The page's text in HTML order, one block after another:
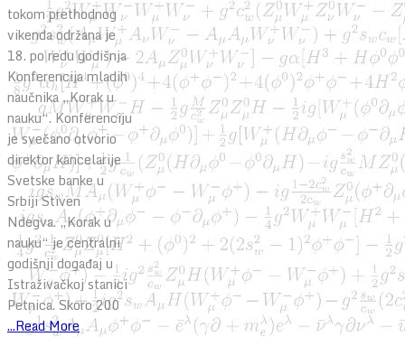
tokom prethodnog
vikenda održana je
18. po redu godišnja
Konferencija mladih
naučnika „Korak u
nauku“. Konferenciju
je svečano otvorio
direktor kancelarije
Svetske banke u
Srbiji Stiven
Ndegva. „Korak u
nauku“ je centralni
godišnji događaj u
Istraživačkoj stanici
Petnica. Skoro 200
...Read More